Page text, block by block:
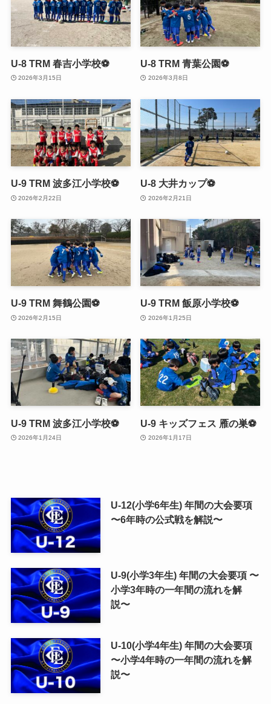
U-8 TRM 春吉小学校⚽
2026年3月15日
U-8 TRM 青葉公園⚽
2026年3月8日
U-9 TRM 波多江小学校⚽
2026年2月22日
U-8 大井カップ⚽
2026年2月21日
U-9 TRM 舞鶴公園⚽
2026年2月15日
U-9 TRM 飯原小学校⚽
2026年1月25日
U-9 TRM 波多江小学校⚽
2026年1月24日
U-9 キッズフェス 雁の巣⚽️
2026年1月17日
U-12(小学6年生) 年間の大会要項
〜6年時の公式戦を解説〜
U-9(小学3年生) 年間の大会要項 〜
小学3年時の一年間の流れを解
説〜
U-10(小学4年生) 年間の大会要項
〜小学4年時の一年間の流れを解
説〜